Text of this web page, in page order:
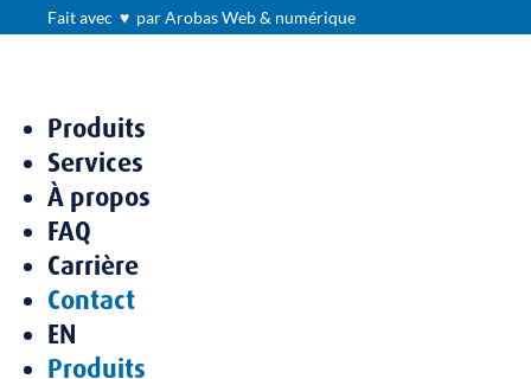
Fait avec ♥ par Arobas Web & numérique
Produits
Services
À propos
FAQ
Carrière
Contact
EN
Produits